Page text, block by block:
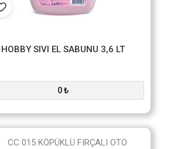
HOBBY SIVI EL SABUNU 3,6 LT
0 ₺